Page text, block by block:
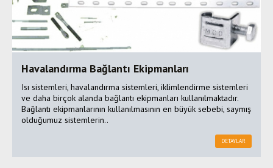
Havalandırma Bağlantı Ekipmanları
Isı sistemleri, havalandırma sistemleri, iklimlendirme sistemleri
ve daha birçok alanda bağlantı ekipmanları kullanılmaktadır.
Bağlantı ekipmanlarının kullanılmasının en büyük sebebi, saymış
olduğumuz sistemlerin..
DETAYLAR